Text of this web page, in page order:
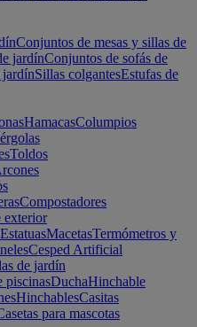
Conjuntos de mesas y sillas de
jardínConjuntos de sofás de
jardínSillas colgantesEstufas de
HamacasColumpios
Toldos
Compostadores
exterior
EstatuasMacetasTermómetros y
Cesped Artificial
de jardín
piscinasDuchaHinchable
HinchablesCasitas
para mascotas